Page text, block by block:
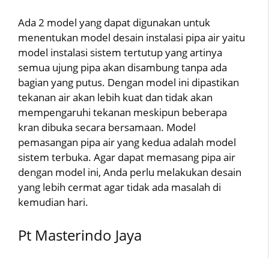
Ada 2 model yang dapat digunakan untuk
menentukan model desain instalasi pipa air yaitu
model instalasi sistem tertutup yang artinya
semua ujung pipa akan disambung tanpa ada
bagian yang putus. Dengan model ini dipastikan
tekanan air akan lebih kuat dan tidak akan
mempengaruhi tekanan meskipun beberapa
kran dibuka secara bersamaan. Model
pemasangan pipa air yang kedua adalah model
sistem terbuka. Agar dapat memasang pipa air
dengan model ini, Anda perlu melakukan desain
yang lebih cermat agar tidak ada masalah di
kemudian hari.
Pt Masterindo Jaya